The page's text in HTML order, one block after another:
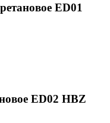
ED01
ED02 HBZ